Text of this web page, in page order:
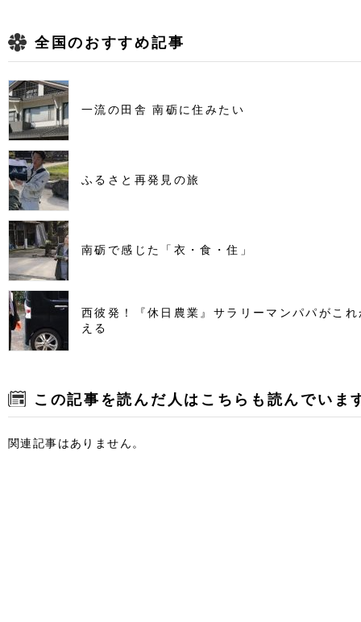
全国のおすすめ記事
一流の田舎 南砺に住みたい
ふるさと再発見の旅
南砺で感じた「衣・食・住」
西彼発！『休日農業』サラリーマンパパがこ
える
この記事を読んだ人はこちらも読んでいま
関連記事はありません。